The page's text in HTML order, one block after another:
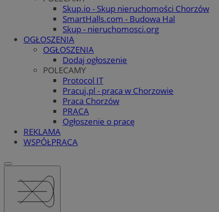
Skup.io - Skup nieruchomości Chorzów
SmartHalls.com - Budowa Hal
Skup - nieruchomosci.org
OGŁOSZENIA
OGŁOSZENIA
Dodaj ogłoszenie
POLECAMY
Protocol IT
Pracuj.pl - praca w Chorzowie
Praca Chorzów
PRACA
Ogłoszenie o pracę
REKLAMA
WSPÓŁPRACA